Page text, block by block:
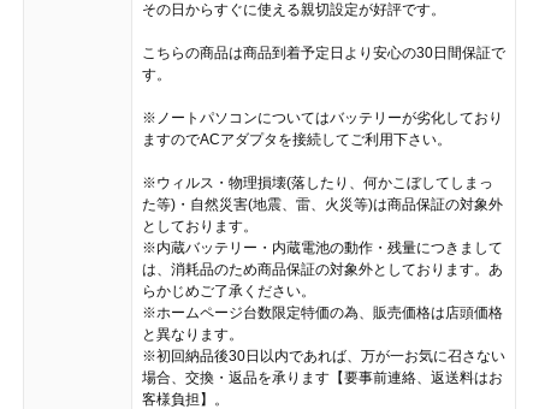
その日からすぐに使える親切設定が好評です。
こちらの商品は商品到着予定日より安心の30日間保証で
す。
※ノートパソコンについてはバッテリーが劣化しており
ますのでACアダプタを接続してご利用下さい。
※ウィルス・物理損壊(落したり、何かこぼしてしまっ
た等)・自然災害(地震、雷、火災等)は商品保証の対象外
としております。
※内蔵バッテリー・内蔵電池の動作・残量につきまして
は、消耗品のため商品保証の対象外としております。あ
らかじめご了承ください。
※ホームページ台数限定特価の為、販売価格は店頭価格
と異なります。
※初回納品後30日以内であれば、万が一お気に召さない
場合、交換・返品を承ります【要事前連絡、返送料はお
客様負担】。